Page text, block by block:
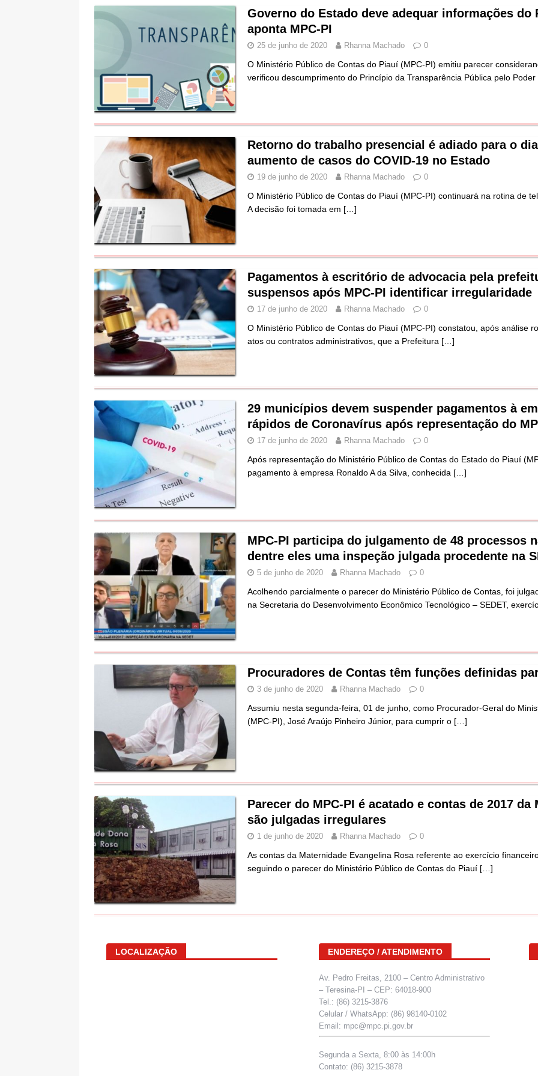
Governo do Estado deve adequar informações do
aponta MPC-PI
25 de junho de 2020 Rhanna Machado 0
O Ministério Público de Contas do Piauí (MPC-PI) emitiu parecer
verificou descumprimento do Princípio da Transparência Pública pelo Poder
Retorno do trabalho presencial é adiado para o
aumento de casos do COVID-19 no Estado
19 de junho de 2020 Rhanna Machado 0
O Ministério Público de Contas do Piauí (MPC-PI) continuará na rotina de
A decisão foi tomada em […]
Pagamentos à escritório de advocacia pela
suspensos após MPC-PI identificar irregularidade
17 de junho de 2020 Rhanna Machado 0
O Ministério Público de Contas do Piauí (MPC-PI) constatou, após análise
atos ou contratos administrativos, que a Prefeitura […]
29 municípios devem suspender pagamentos à
rápidos de Coronavírus após representação do
17 de junho de 2020 Rhanna Machado 0
Após representação do Ministério Público de Contas do Estado do Piauí
pagamento à empresa Ronaldo A da Silva, conhecida […]
MPC-PI participa do julgamento de 48 processos
dentre eles uma inspeção julgada procedente na
5 de junho de 2020 Rhanna Machado 0
Acolhendo parcialmente o parecer do Ministério Público de Contas, foi
na Secretaria do Desenvolvimento Econômico Tecnológico – SEDET,
Procuradores de Contas têm funções definidas
3 de junho de 2020 Rhanna Machado 0
Assumiu nesta segunda-feira, 01 de junho, como Procurador-Geral do
(MPC-PI), José Araújo Pinheiro Júnior, para cumprir o […]
Parecer do MPC-PI é acatado e contas de 2017
são julgadas irregulares
1 de junho de 2020 Rhanna Machado 0
As contas da Maternidade Evangelina Rosa referente ao exercício
seguindo o parecer do Ministério Público de Contas do Piauí […]
LOCALIZAÇÃO ENDEREÇO / ATENDIMENTO
Av. Pedro Freitas, 2100 – Centro Administrativo
– Teresina-PI – CEP: 64018-900
Tel.: (86) 3215-3876
Celular / WhatsApp: (86) 98140-0102
Email: mpc@mpc.pi.gov.br
Segunda a Sexta, 8:00 às 14:00h
Contato: (86) 3215-3878